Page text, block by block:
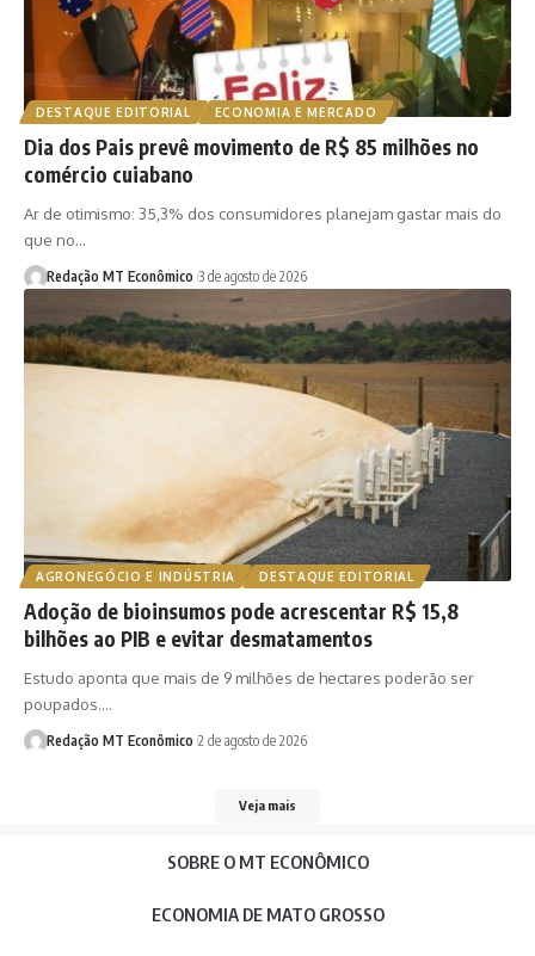
DESTAQUE EDITORIAL ECONOMIA E MERCADO
Dia dos Pais prevê movimento de R$ 85 milhões no
comércio cuiabano
Ar de otimismo: 35,3% dos consumidores planejam gastar mais do
que no…
Redação MT Econômico 3 de agosto de 2026
AGRONEGÓCIO E INDÚSTRIA DESTAQUE EDITORIAL
Adoção de bioinsumos pode acrescentar R$ 15,8
bilhões ao PIB e evitar desmatamentos
Estudo aponta que mais de 9 milhões de hectares poderão ser
poupados.…
Redação MT Econômico 2 de agosto de 2026
Veja mais
SOBRE O MT ECONÔMICO
ECONOMIA DE MATO GROSSO